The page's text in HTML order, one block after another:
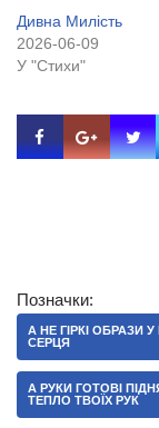
Дивна Милість
2026-06-09
У "Стихи"
Позначки:
А НЕ ГІРКІ ОБРАЗИ
СЕРЦЯ
А РУКИ ГОТОВІ
ТЕПЛО ТВОЇХ РУК